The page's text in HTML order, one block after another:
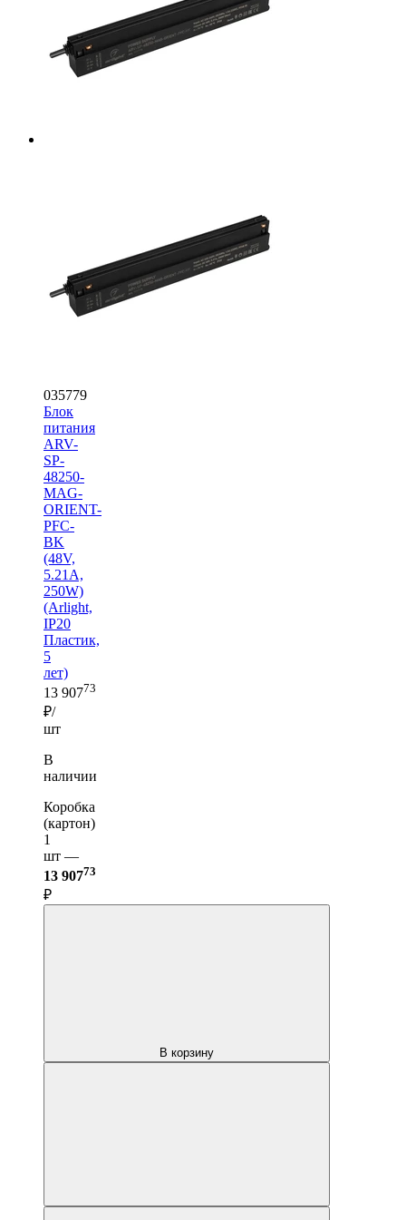
035779
Блок
питания
ARV-
SP-
48250-
MAG-
ORIENT-
PFC-
BK
(48V,
5.21A,
250W)
(Arlight,
IP20
Пластик,
5
лет)
13 90773
₽/
шт
В
наличии
Коробка
(картон)
1
шт —
13 90773
₽
В корзину